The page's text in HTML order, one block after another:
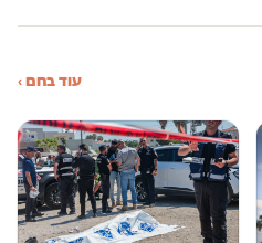
עוד בחם ›